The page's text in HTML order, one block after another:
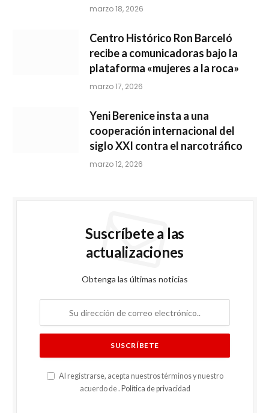
marzo 18, 2026
Centro Histórico Ron Barceló
recibe a comunicadoras bajo la
plataforma «mujeres a la roca»
marzo 17, 2026
Yeni Berenice insta a una
cooperación internacional del
siglo XXI contra el narcotráfico
marzo 12, 2026
Suscríbete a las
actualizaciones
Obtenga las últimas noticias
Al registrarse, acepta nuestros términos y nuestro
acuerdo de . Política de privacidad